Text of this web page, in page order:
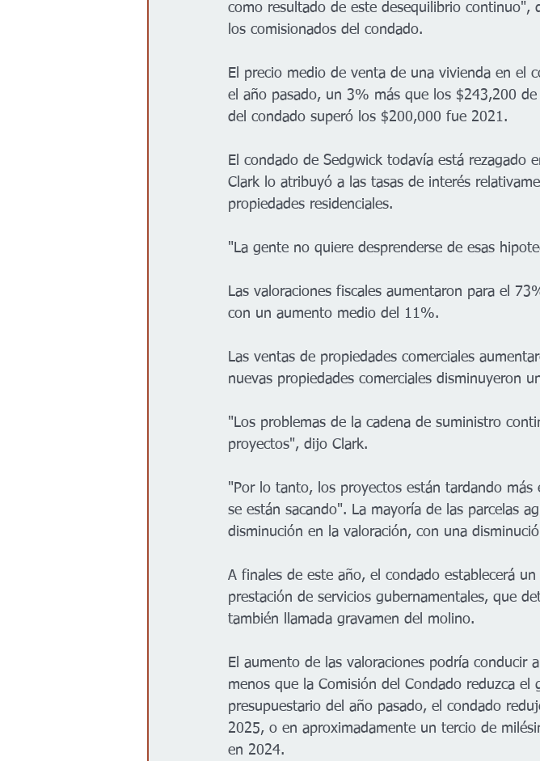
como resultado de este desequilibrio continuo",
los comisionados del condado.
El precio medio de venta de una vivienda en el
el año pasado, un 3% más que los $243,200
del condado superó los $200,000 fue 2021.
El condado de Sedgwick todavía está rezagado
Clark lo atribuyó a las tasas de interés
propiedades residenciales.
"La gente no quiere desprenderse de esas
Las valoraciones fiscales aumentaron para el
con un aumento medio del 11%.
Las ventas de propiedades comerciales
nuevas propiedades comerciales disminuyeron
"Los problemas de la cadena de suministro
proyectos", dijo Clark.
"Por lo tanto, los proyectos están tardando
se están sacando". La mayoría de las parcelas
disminución en la valoración, con una
A finales de este año, el condado establecerá
prestación de servicios gubernamentales, que
también llamada gravamen del molino.
El aumento de las valoraciones podría conducir
menos que la Comisión del Condado reduzca
presupuestario del año pasado, el condado
2025, o en aproximadamente un tercio de
en 2024.